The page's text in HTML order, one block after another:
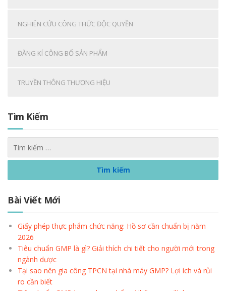
NGHIÊN CỨU CÔNG THỨC ĐỘC QUYỀN
ĐĂNG KÍ CÔNG BỐ SẢN PHẨM
TRUYỀN THÔNG THƯƠNG HIỆU
Tìm Kiếm
Bài Viết Mới
Giấy phép thực phẩm chức năng: Hồ sơ cần chuẩn bị năm
2026
Tiêu chuẩn GMP là gì? Giải thích chi tiết cho người mới trong
ngành dược
Tại sao nên gia công TPCN tại nhà máy GMP? Lợi ích và rủi
ro cần biết